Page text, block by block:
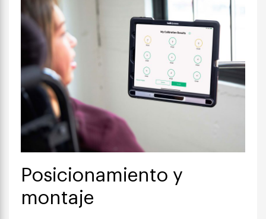
Posicionamiento y
montaje